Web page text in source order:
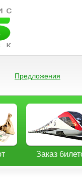
Предложения
Заказ